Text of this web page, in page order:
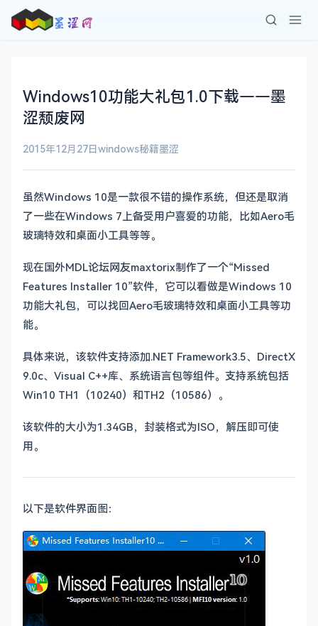
Windows10功能大礼包1.0下载——墨
涩颓废网
2015年12月27日windows秘籍墨涩
虽然Windows 10是一款很不错的操作系统，但还是取消
了一些在Windows 7上备受用户喜爱的功能，比如Aero毛
玻璃特效和桌面小工具等等。
现在国外MDL论坛网友maxtorix制作了一个“Missed
Features Installer 10”软件，它可以看做是Windows 10
功能大礼包，可以找回Aero毛玻璃特效和桌面小工具等功
能。
具体来说，该软件支持添加.NET Framework3.5、DirectX
9.0c、Visual C++库、系统语言包等组件。支持系统包括
Win10 TH1（10240）和TH2（10586）。
该软件的大小为1.34GB，封装格式为ISO，解压即可使
用。
以下是软件界面图：